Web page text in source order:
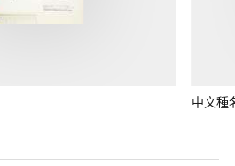
中文種